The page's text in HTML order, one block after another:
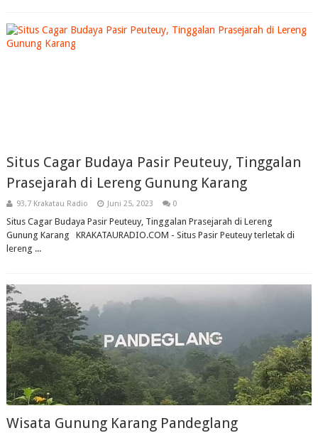
Situs Cagar Budaya Pasir Peuteuy, Tinggalan
Prasejarah di Lereng Gunung Karang
93,7 Krakatau Radio Juni 25, 2023 0
Situs Cagar Budaya Pasir Peuteuy, Tinggalan Prasejarah di Lereng
Gunung Karang KRAKATAURADIO.COM - Situs Pasir Peuteuy terletak di
lereng ...
Wisata Gunung Karang Pandeglang